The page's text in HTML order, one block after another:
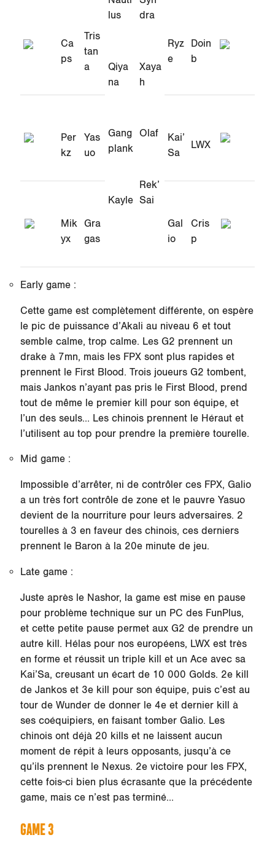
lus
Qiya
na
Gang
plank
Kayle
dra
Xaya
h
Olaf
Rek’
Sai
Ca
ps
Tris
tan
a
Ryz
e
Doin
b
Per
kz
Yas
uo
Kai’
Sa
LWX
Mik
yx
Gra
gas
Gal
io
Cris
p
Early game :
Cette game est complètement différente, on espère
le pic de puissance d’Akali au niveau 6 et tout
semble calme, trop calme. Les G2 prennent un
drake à 7mn, mais les FPX sont plus rapides et
prennent le First Blood. Trois joueurs G2 tombent,
mais Jankos n’ayant pas pris le First Blood, prend
tout de même le premier kill pour son équipe, et
l’un des seuls… Les chinois prennent le Héraut et
l’utilisent au top pour prendre la première tourelle.
Mid game :
Impossible d’arrêter, ni de contrôler ces FPX, Galio
a un très fort contrôle de zone et le pauvre Yasuo
devient de la nourriture pour leurs adversaires. 2
tourelles à 3 en faveur des chinois, ces derniers
prennent le Baron à la 20e minute de jeu.
Late game :
Juste après le Nashor, la game est mise en pause
pour problème technique sur un PC des FunPlus,
et cette petite pause permet aux G2 de prendre un
autre kill. Hélas pour nos européens, LWX est très
en forme et réussit un triple kill et un Ace avec sa
Kai’Sa, creusant un écart de 10 000 Golds. 2e kill
de Jankos et 3e kill pour son équipe, puis c’est au
tour de Wunder de donner le 4e et dernier kill à
ses coéquipiers, en faisant tomber Galio. Les
chinois ont déjà 20 kills et ne laissent aucun
moment de répit à leurs opposants, jusqu’à ce
qu’ils prennent le Nexus. 2e victoire pour les FPX,
cette fois-ci bien plus écrasante que la précédente
game, mais ce n’est pas terminé…
GAME 3